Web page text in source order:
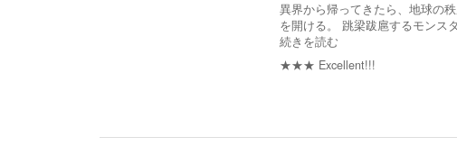
異界から帰ってきたら、地球の
を開ける。 跳梁跋扈するモンス
続きを読む
★★★ Excellent!!!